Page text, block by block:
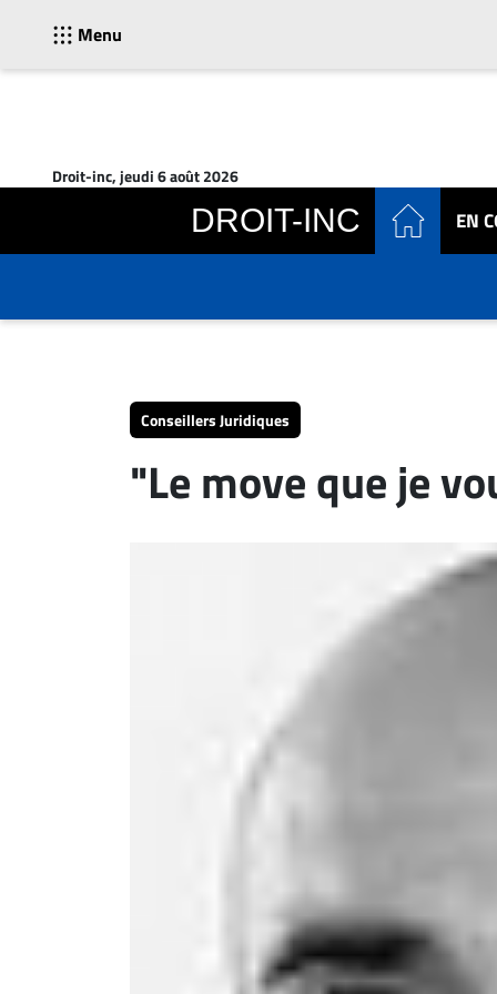
Menu
Droit-inc, jeudi 6 août 2026
DROIT-INC EN
En
Nominations
Conseillers
CARRIÈRE
Conseillers Juridiques
"Le move que je